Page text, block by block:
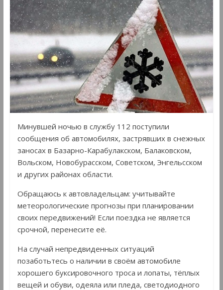
Минувшей ночью в службу 112 поступили
сообщения об автомобилях, застрявших в снежных
заносах в Базарно-Карабулакском, Балаковском,
Вольском, Новобурасском, Советском, Энгельсском
и других районах области.
Обращаюсь к автовладельцам: учитывайте
метеорологические прогнозы при планировании
своих передвижений! Если поездка не является
срочной, перенесите её.
На случай непредвиденных ситуаций
позаботьтесь о наличии в своём автомобиле
хорошего буксировочного троса и лопаты, тёплых
вещей и обуви, одеяла или пледа, светодиодного